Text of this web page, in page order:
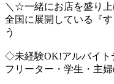
＼☆一緒にお店を盛り
全国に展開している『
う
◇未経験OK!アルバイ
フリーター・学生・主